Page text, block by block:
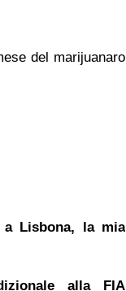
del marijuanaro
a Lisbona, la mia
alla FIA